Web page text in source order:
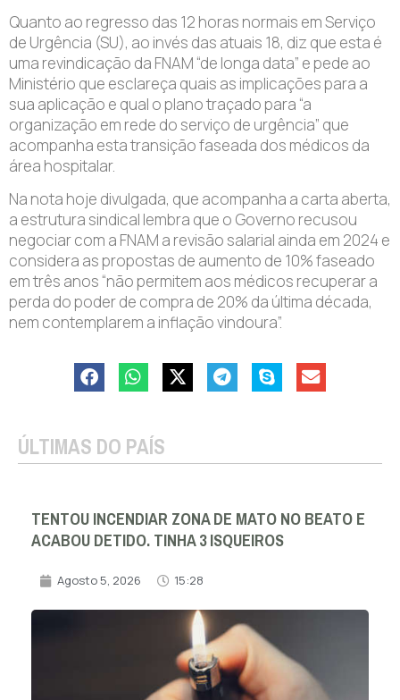
Quanto ao regresso das 12 horas normais em Serviço
de Urgência (SU), ao invés das atuais 18, diz que esta é
uma revindicação da FNAM “de longa data” e pede ao
Ministério que esclareça quais as implicações para a
sua aplicação e qual o plano traçado para “a
organização em rede do serviço de urgência” que
acompanha esta transição faseada dos médicos da
área hospitalar.
Na nota hoje divulgada, que acompanha a carta aberta,
a estrutura sindical lembra que o Governo recusou
negociar com a FNAM a revisão salarial ainda em 2024 e
considera as propostas de aumento de 10% faseado
em três anos “não permitem aos médicos recuperar a
perda do poder de compra de 20% da última década,
nem contemplarem a inflação vindoura”.
ÚLTIMAS DO PAÍS
TENTOU INCENDIAR ZONA DE MATO NO BEATO E
ACABOU DETIDO. TINHA 3 ISQUEIROS
Agosto 5, 2026 15:28